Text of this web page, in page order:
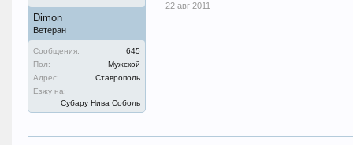
Dimon
Ветеран
Сообщения:
645
Пол:
Мужской
Адрес:
Ставрополь
Езжу на:
Субару Нива Соболь
22 авг 2011